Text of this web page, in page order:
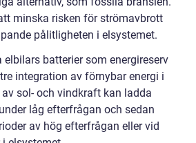
minska risken för strömavbrott
pålitligheten i elsystemet.
elbilars batterier som energireserv
integration av förnybar energi i
sol- och vindkraft kan ladda
låg efterfrågan och sedan
av hög efterfrågan eller vid